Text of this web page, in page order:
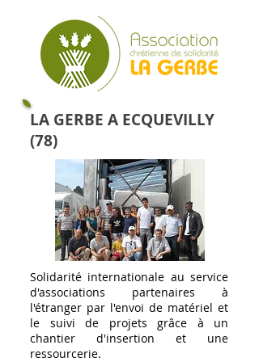
LA GERBE A ECQUEVILLY
(78)
Solidarité internationale au service
d'associations partenaires à
l'étranger par l'envoi de matériel et
le suivi de projets grâce à un
chantier d'insertion et une
ressourcerie.